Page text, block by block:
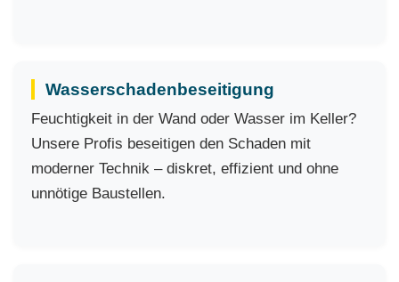
Wasserschadenbeseitigung
Feuchtigkeit in der Wand oder Wasser im Keller?
Unsere Profis beseitigen den Schaden mit
moderner Technik – diskret, effizient und ohne
unnötige Baustellen.